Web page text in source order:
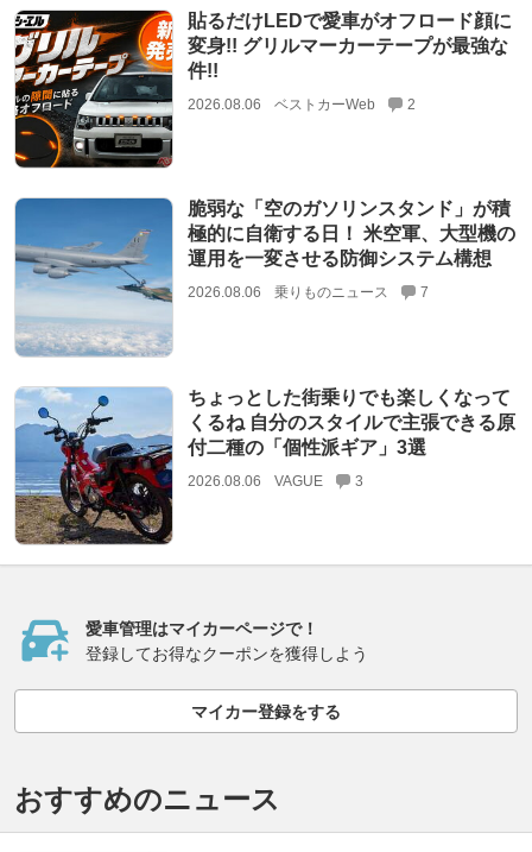
貼るだけLEDで愛車がオフロード顔に
変身!! グリルマーカーテープが最強な
件!!
2026.08.06 ベストカーWeb 2
脆弱な「空のガソリンスタンド」が積
極的に自衛する日！ 米空軍、大型機の
運用を一変させる防御システム構想
2026.08.06 乗りものニュース 7
ちょっとした街乗りでも楽しくなって
くるね 自分のスタイルで主張できる原
付二種の「個性派ギア」3選
2026.08.06 VAGUE 3
愛車管理はマイカーページで！
登録してお得なクーポンを獲得しよう
マイカー登録をする
おすすめのニュース